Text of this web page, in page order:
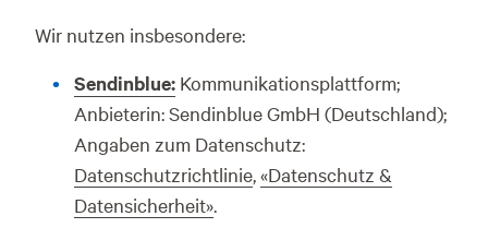
Wir nutzen insbesondere:
Sendinblue: Kommunikationsplattform;
Anbieterin: Sendinblue GmbH (Deutschland);
Angaben zum Datenschutz:
Datenschutzrichtlinie,«Datenschutz &
Datensicherheit».